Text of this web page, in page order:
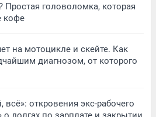
головоломка, которая
кофе
на мотоцикле и скейте. Как
диагнозом, от которого
всё»: откровения экс-рабочего